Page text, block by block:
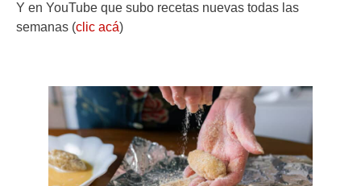
Y en YouTube que subo recetas nuevas todas las
semanas (clic acá)